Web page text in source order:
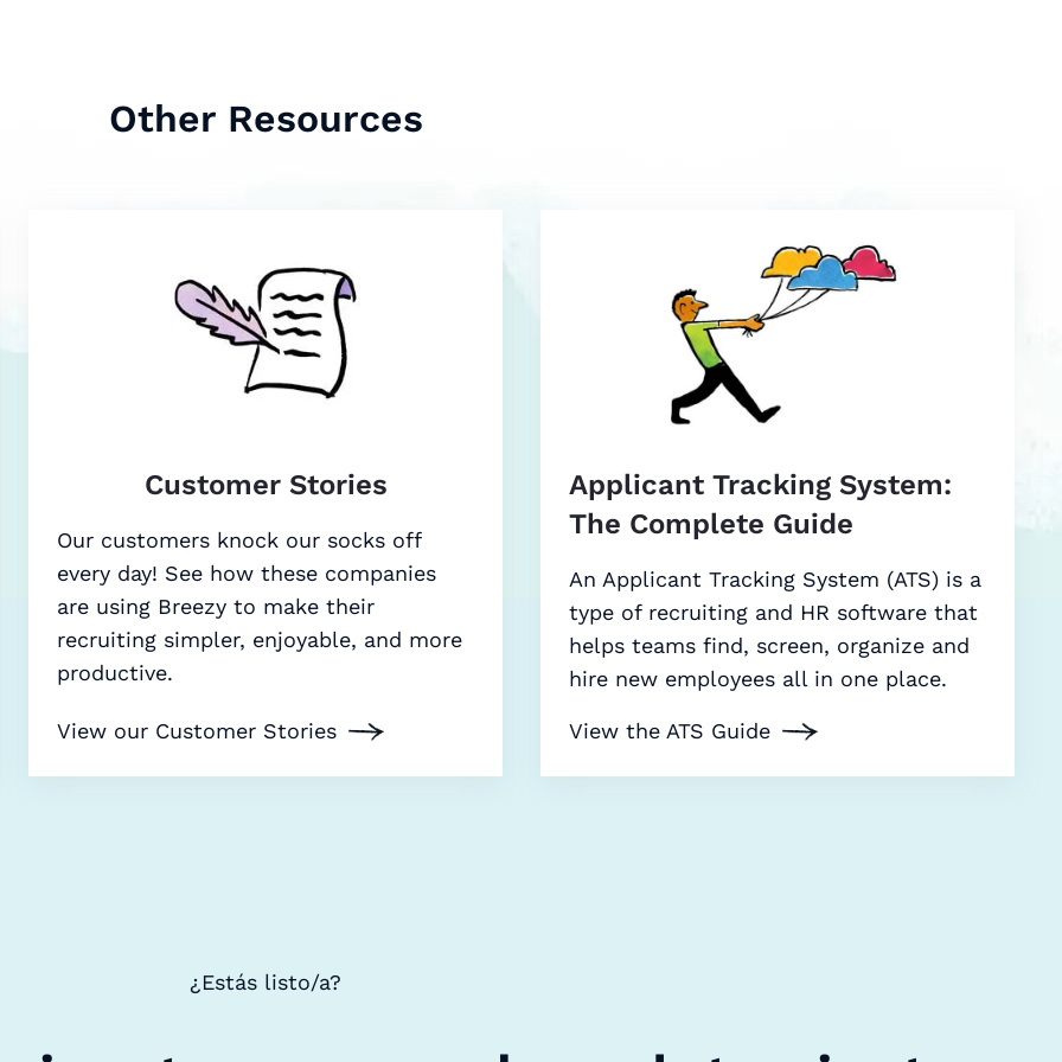
Other Resources
Customer Stories
Our customers knock our socks off
every day! See how these companies
are using Breezy to make their
recruiting simpler, enjoyable, and more
productive.
View our Customer Stories
Applicant Tracking System:
The Complete Guide
An Applicant Tracking System (ATS) is a
type of recruiting and HR software that
helps teams find, screen, organize and
hire new employees all in one place.
View the ATS Guide
¿Estás listo/a?